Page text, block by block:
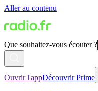
Aller au contenu
Que souhaitez-vous écouter ?
Ouvrir l'appDécouvrir Prime